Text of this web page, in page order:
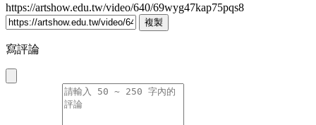
https://artshow.edu.tw/video/640/69wyg47kap75pqs8
複製
寫評論